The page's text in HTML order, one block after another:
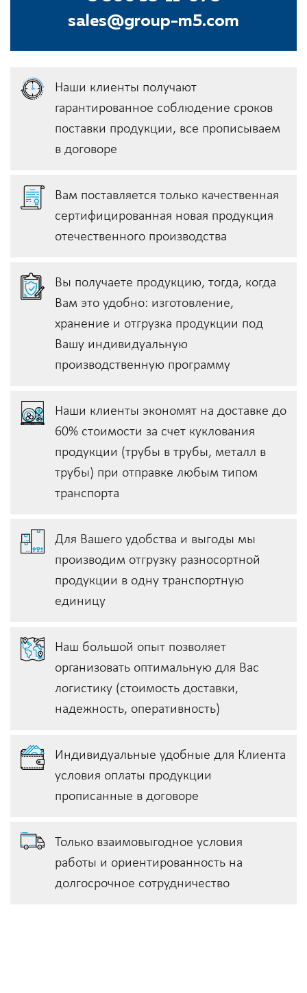
sales@group-m5.com
Наши клиенты получают
гарантированное соблюдение сроков
поставки продукции, всe прописываем
в договоре
Вам поставляется только качественная
сертифицированная новая продукция
отечественного производства
Вы получаете продукцию, тогда, когда
Вам это удобно: изготовление,
хранение и отгрузка продукции под
Вашу индивидуальную
производственную программу
Наши клиенты экономят на доставке до
60% стоимости за счет куклования
продукции (трубы в трубы, металл в
трубы) при отправке любым типом
транспорта
Для Вашего удобства и выгоды мы
производим отгрузку разносортной
продукции в одну транспортную
единицу
Наш большой опыт позволяет
организовать оптимальную для Вас
логистику (стоимость доставки,
надежность, оперативность)
Индивидуальные удобные для Клиента
условия оплаты продукции
прописанные в договоре
Только взаимовыгодное условия
работы и ориентированность на
долгосрочное сотрудничество